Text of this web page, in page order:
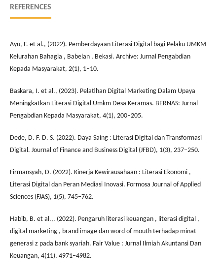
REFERENCES
Ayu, F. et al., (2022). Pemberdayaan Literasi Digital bagi Pelaku UMKM
Kelurahan Bahagia , Babelan , Bekasi. Archive: Jurnal Pengabdian
Kepada Masyarakat, 2(1), 1–10.
Baskara, I. et al., (2023). Pelatihan Digital Marketing Dalam Upaya
Meningkatkan Literasi Digital Umkm Desa Keramas. BERNAS: Jurnal
Pengabdian Kepada Masyarakat, 4(1), 200–205.
Dede, D. F. D. S. (2022). Daya Saing : Literasi Digital dan Transformasi
Digital. Journal of Finance and Business Digital (JFBD), 1(3), 237–250.
Firmansyah, D. (2022). Kinerja Kewirausahaan : Literasi Ekonomi ,
Literasi Digital dan Peran Mediasi Inovasi. Formosa Journal of Applied
Sciences (FJAS), 1(5), 745–762.
Habib, B. et al.,. (2022). Pengaruh literasi keuangan , literasi digital ,
digital marketing , brand image dan word of mouth terhadap minat
generasi z pada bank syariah. Fair Value : Jurnal Ilmiah Akuntansi Dan
Keuangan, 4(11), 4971–4982.